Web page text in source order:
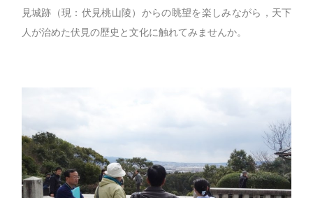
見城跡（現：伏見桃山陵）からの眺望を楽しみながら，天下
人が治めた伏見の歴史と文化に触れてみませんか。